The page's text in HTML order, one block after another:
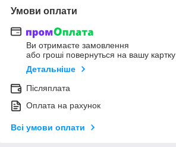
Умови оплати
Ви отримаєте замовлення
або гроші повернуться на вашу картку
Детальніше
Післяплата
Оплата на рахунок
Всі умови оплати